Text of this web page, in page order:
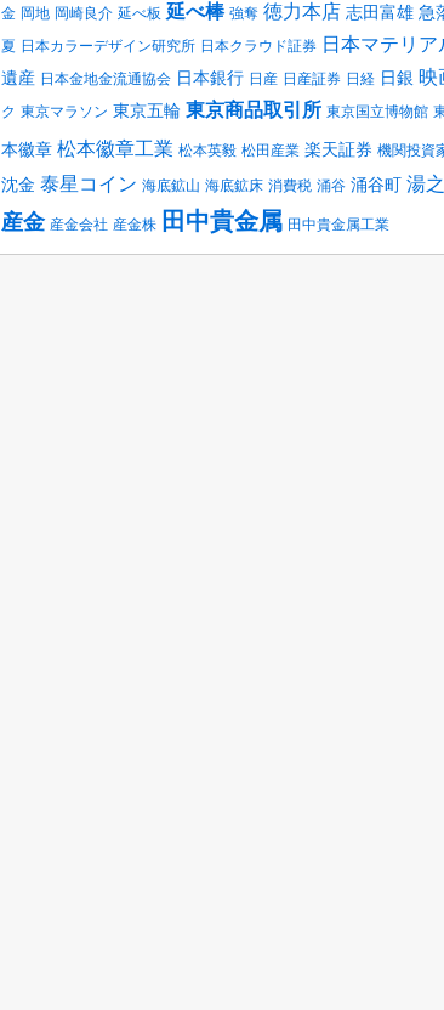
金 岡地 岡崎良介 延べ板 延べ棒 強奪 徳力本店 志田富雄 急
夏 日本カラーデザイン研究所 日本クラウド証券 日本マテリア
遺産 日本金地金流通協会 日本銀行 日産 日産証券 日経 日銀 映
ク 東京マラソン 東京五輪 東京商品取引所 東京国立博物館
本徽章 松本徽章工業 松本英毅 松田産業 楽天証券 機関投資
沈金 泰星コイン 海底鉱山 海底鉱床 消費税 涌谷 涌谷町 湯
産金 産金会社 産金株 田中貴金属 田中貴金属工業